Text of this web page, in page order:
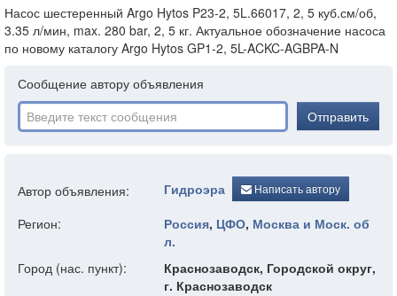
Насос шестеренный Argo Hytos P23-2, 5L.66017, 2, 5 куб.см/об,
3.35 л/мин, max. 280 bar, 2, 5 кг. Актуальное обозначение насоса
по новому каталогу Argo Hytos GP1-2, 5L-ACKC-AGBPA-N
Сообщение автору объявления
Отправить
Автор объявления: Гидроэра Написать автору
Регион: Россия, ЦФО, Москва и Моск. об
л.
Город (нас. пункт):
Краснозаводск, Городской округ,
г. Краснозаводск